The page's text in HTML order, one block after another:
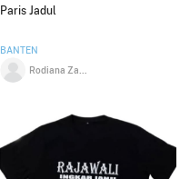
Paris Jadul
BANTEN